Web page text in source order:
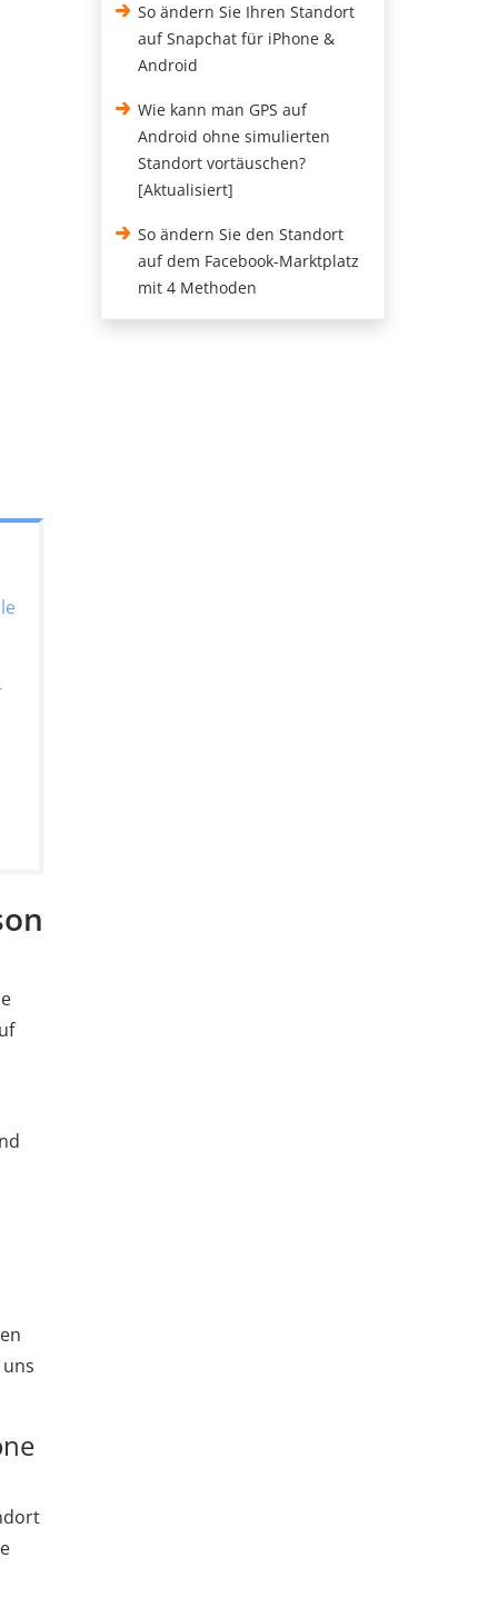
So ändern Sie Ihren Standort
auf Snapchat für iPhone &
Android
Wie kann man GPS auf
Android ohne simulierten
Standort vortäuschen?
[Aktualisiert]
So ändern Sie den Standort
auf dem Facebook-Marktplatz
mit 4 Methoden